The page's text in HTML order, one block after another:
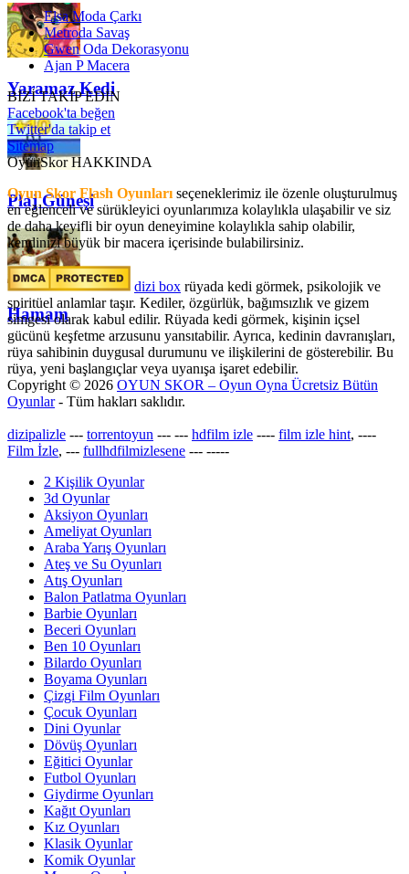
Yaramaz Kedi
Plaj Güneşi
Hamam
Elsa Moda Çarkı
Metroda Savaş
Gwen Oda Dekorasyonu
Ajan P Macera
BİZİ TAKİP EDİN
Facebook'ta beğen
Twitter'da takip et
Sitemap
OyunSkor HAKKINDA
Oyun Skor Flash Oyunları seçeneklerimiz ile özenle oluşturulmuş
en eğlenceli ve sürükleyici oyunlarımıza kolaylıkla ulaşabilir ve siz
de daha keyifli bir oyun deneyimine kolaylıkla sahip olabilir,
kendinizi büyük bir macera içerisinde bulabilirsiniz.
dizi box rüyada kedi görmek​, psikolojik ve
spiritüel anlamlar taşır. Kediler, özgürlük, bağımsızlık ve gizem
simgesi olarak kabul edilir. Rüyada kedi görmek, kişinin içsel
gücünü keşfetme arzusunu yansıtabilir. Ayrıca, kedinin davranışları,
rüya sahibinin duygusal durumunu ve ilişkilerini de gösterebilir. Bu
rüya, yeni başlangıçlar veya uyanışa işaret edebilir.
Copyright © 2026 OYUN SKOR – Oyun Oyna Ücretsiz Bütün
Oyunlar- Tüm hakları saklıdır.
dizipalizle --- torrentoyun --- --- hdfilm izle ---- film izle hint, ----
Film İzle, --- fullhdfilmizlesene --- -----
2 Kişilik Oyunlar
3d Oyunlar
Aksiyon Oyunları
Ameliyat Oyunları
Araba Yarış Oyunları
Ateş ve Su Oyunları
Atış Oyunları
Balon Patlatma Oyunları
Barbie Oyunları
Beceri Oyunları
Ben 10 Oyunları
Bilardo Oyunları
Boyama Oyunları
Çizgi Film Oyunları
Çocuk Oyunları
Dini Oyunlar
Dövüş Oyunları
Eğitici Oyunlar
Futbol Oyunları
Giydirme Oyunları
Kağıt Oyunları
Kız Oyunları
Klasik Oyunlar
Komik Oyunlar